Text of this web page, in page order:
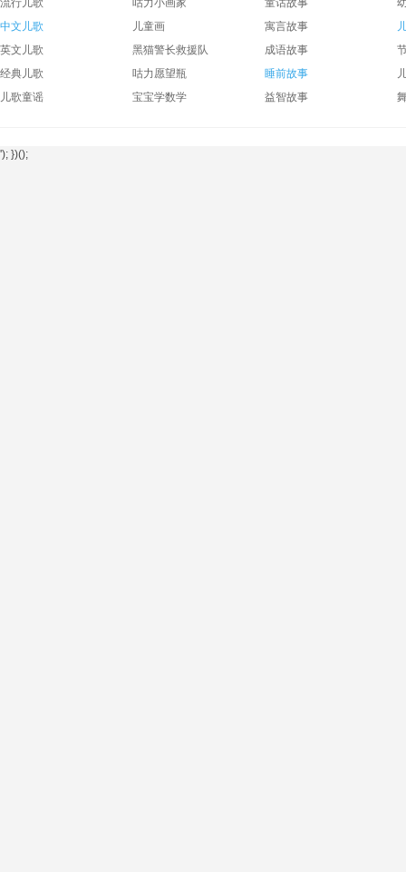
流行儿歌
中文儿歌
英文儿歌
经典儿歌
儿歌童谣
咕力小画家
儿童画
黑猫警长救援队
咕力愿望瓶
宝宝学数学
童话故事
寓言故事
成语故事
睡前故事
益智故事
'); })();